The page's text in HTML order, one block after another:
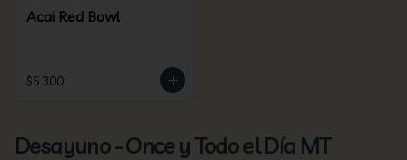
Acai Red Bowl
$5.300
Desayuno - Once y Todo el Día MT